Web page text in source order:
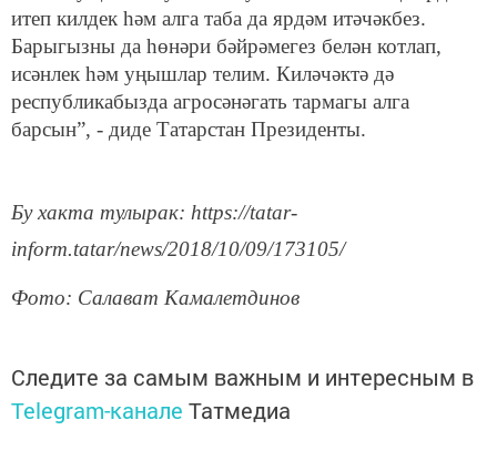
итеп килдек һәм алга таба да ярдәм итәчәкбез.
Барыгызны да һөнәри бәйрәмегез белән котлап,
исәнлек һәм уңышлар телим. Киләчәктә дә
республикабызда агросәнәгать тармагы алга
барсын”, - диде Татарстан Президенты.
Бу хакта тулырак: https://tatar-
inform.tatar/news/2018/10/09/173105/
Фото: Салават Камалетдинов
Следите за самым важным и интересным в
Telegram-канале Татмедиа